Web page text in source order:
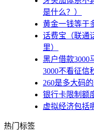
是什么？）
黄金一钱等于
话费宝（联通
里）
黑户借款3000
3000不看征信
260是多大码
银行卡限制额
虚拟经济包括
热门标签